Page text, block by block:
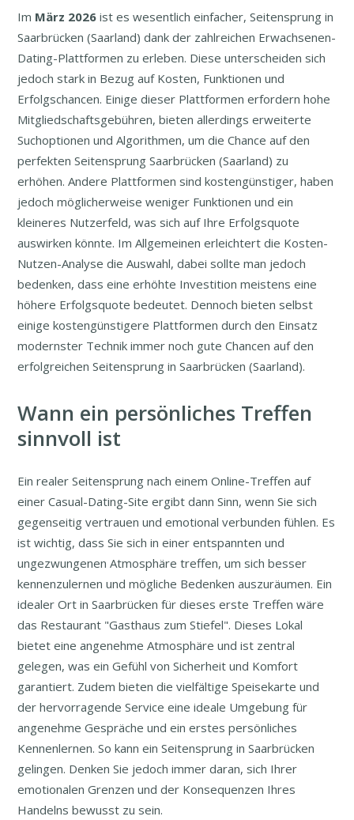
Im März 2026 ist es wesentlich einfacher, Seitensprung in
Saarbrücken (Saarland) dank der zahlreichen Erwachsenen-
Dating-Plattformen zu erleben. Diese unterscheiden sich
jedoch stark in Bezug auf Kosten, Funktionen und
Erfolgschancen. Einige dieser Plattformen erfordern hohe
Mitgliedschaftsgebühren, bieten allerdings erweiterte
Suchoptionen und Algorithmen, um die Chance auf den
perfekten Seitensprung Saarbrücken (Saarland) zu
erhöhen. Andere Plattformen sind kostengünstiger, haben
jedoch möglicherweise weniger Funktionen und ein
kleineres Nutzerfeld, was sich auf Ihre Erfolgsquote
auswirken könnte. Im Allgemeinen erleichtert die Kosten-
Nutzen-Analyse die Auswahl, dabei sollte man jedoch
bedenken, dass eine erhöhte Investition meistens eine
höhere Erfolgsquote bedeutet. Dennoch bieten selbst
einige kostengünstigere Plattformen durch den Einsatz
modernster Technik immer noch gute Chancen auf den
erfolgreichen Seitensprung in Saarbrücken (Saarland).
Wann ein persönliches Treffen
sinnvoll ist
Ein realer Seitensprung nach einem Online-Treffen auf
einer Casual-Dating-Site ergibt dann Sinn, wenn Sie sich
gegenseitig vertrauen und emotional verbunden fühlen. Es
ist wichtig, dass Sie sich in einer entspannten und
ungezwungenen Atmosphäre treffen, um sich besser
kennenzulernen und mögliche Bedenken auszuräumen. Ein
idealer Ort in Saarbrücken für dieses erste Treffen wäre
das Restaurant "Gasthaus zum Stiefel". Dieses Lokal
bietet eine angenehme Atmosphäre und ist zentral
gelegen, was ein Gefühl von Sicherheit und Komfort
garantiert. Zudem bieten die vielfältige Speisekarte und
der hervorragende Service eine ideale Umgebung für
angenehme Gespräche und ein erstes persönliches
Kennenlernen. So kann ein Seitensprung in Saarbrücken
gelingen. Denken Sie jedoch immer daran, sich Ihrer
emotionalen Grenzen und der Konsequenzen Ihres
Handelns bewusst zu sein.